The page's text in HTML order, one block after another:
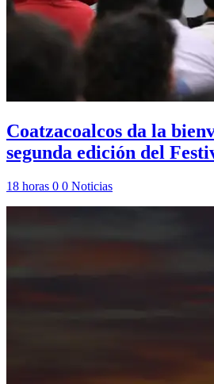
Coatzacoalcos da la
segunda edición del
18 horas 0 0 Noticias